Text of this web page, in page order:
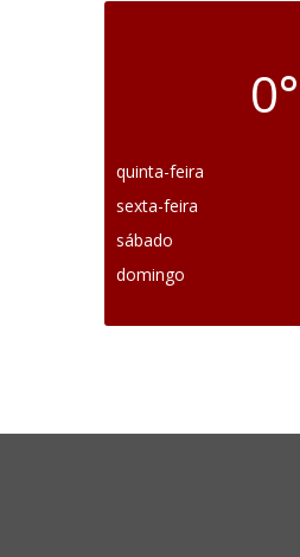
0°
quinta-feira
sexta-feira
sábado
domingo